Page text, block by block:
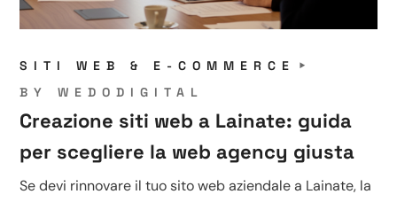
SITI WEB & E-COMMERCE
BYWEDODIGITAL
Creazione siti web a Lainate: guida
per scegliere la web agency giusta
Se devi rinnovare il tuo sito web aziendale a Lainate, la